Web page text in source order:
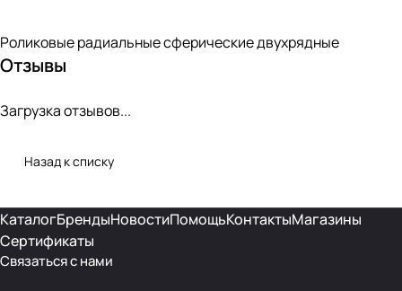
Роликовые радиальные сферические двухрядные
Отзывы
Загрузка отзывов...
Назад к списку
КаталогБрендыНовостиПомощьКонтактыМагазины
Сертификаты
Связаться с нами